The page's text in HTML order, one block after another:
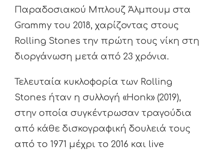
Παραδοσιακού Μπλουζ Άλμπουμ στα
Grammy του 2018, χαρίζοντας στους
Rolling Stones την πρώτη τους νίκη στη
διοργάνωση μετά από 23 χρόνια.
Τελευταία κυκλοφορία των Rolling
Stones ήταν η συλλογή «Honk» (2019),
στην οποία συγκέντρωσαν τραγούδια
από κάθε δισκογραφική δουλειά τους
από το 1971 μέχρι το 2016 και live